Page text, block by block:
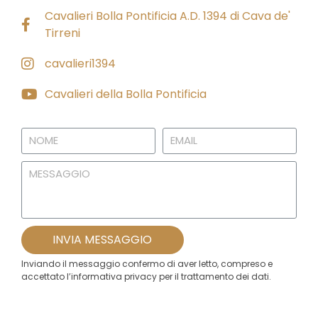
Cavalieri Bolla Pontificia A.D. 1394 di Cava de'
Tirreni
cavalieri1394
Cavalieri della Bolla Pontificia
INVIA MESSAGGIO
Inviando il messaggio confermo di aver letto, compreso e
accettato l’informativa privacy per il trattamento dei dati.